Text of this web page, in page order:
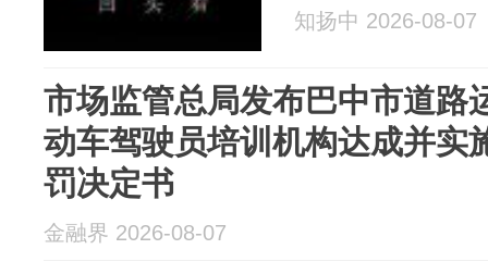
知扬中 2026-08-07
市场监管总局发布巴中市道路
动车驾驶员培训机构达成并实
罚决定书
金融界 2026-08-07